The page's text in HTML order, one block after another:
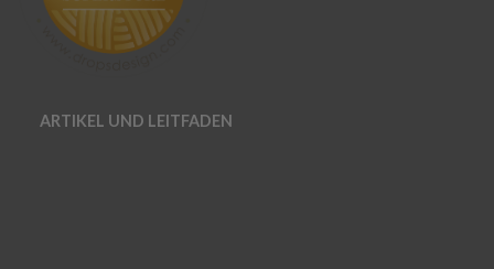
ARTIKEL UND LEITFADEN